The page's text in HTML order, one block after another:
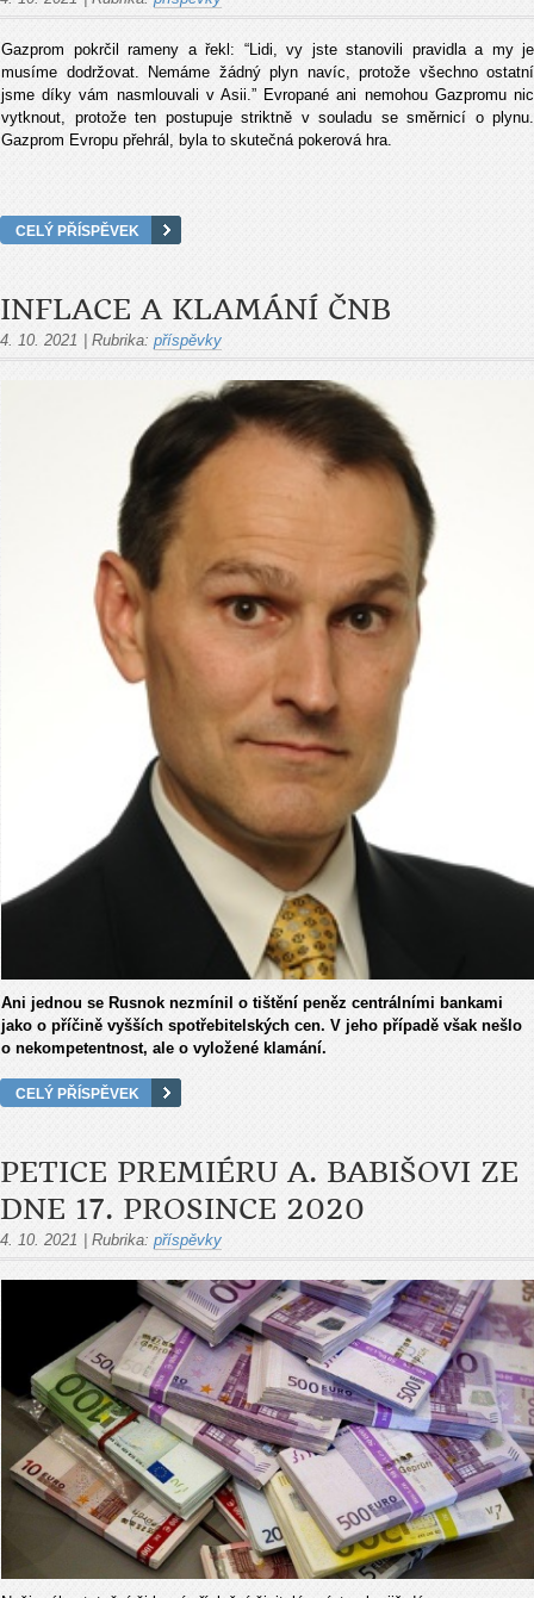
Gazprom pokrčil rameny a řekl: “Lidi, vy jste stanovili pravidla a my je
musíme dodržovat. Nemáme žádný plyn navíc, protože všechno ostatní
jsme díky vám nasmlouvali v Asii.” Evropané ani nemohou Gazpromu nic
vytknout, protože ten postupuje striktně v souladu se směrnicí o plynu.
Gazprom Evropu přehrál, byla to skutečná pokerová hra.
CELÝ PŘÍSPĚVEK
INFLACE A KLAMÁNÍ ČNB
4. 10. 2021 Rubrika: příspěvky
Ani jednou se Rusnok nezmínil o tištění peněz centrálními bankami
jako o příčině vyšších spotřebitelských cen. V jeho případě však nešlo
o nekompetentnost, ale o vyložené klamání.
CELÝ PŘÍSPĚVEK
PETICE PREMIÉRU A. BABIŠOVI ZE
DNE 17. PROSINCE 2020
4. 10. 2021 Rubrika: příspěvky